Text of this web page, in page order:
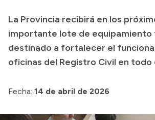
Accesos directos
SIU GUARANÍ
TECNICATURAS
La Provincia recibirá en los
importante lote de equipamiento
destinado a fortalecer el
oficinas del Registro Civil en
Fecha: 14 de abril de 2026